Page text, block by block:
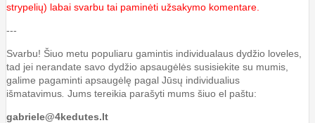
strypelių) labai svarbu tai paminėti užsakymo komentare.
---
Svarbu! Šiuo metu populiaru gamintis individualaus dydžio loveles,
tad jei nerandate savo dydžio apsaugėlės susisiekite su mumis,
galime pagaminti apsaugėlę pagal Jūsų individualius
išmatavimus Jums tereikia parašyti mums šiuo el paštu:
gabriele@4kedutes.lt